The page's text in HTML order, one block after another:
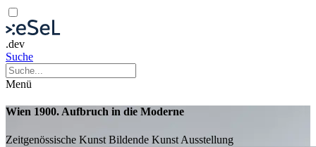
.dev
Suche
Menü
Wien 1900. Aufbruch in die Moderne
Zeitgenössische Kunst Bildende Kunst Ausstellung